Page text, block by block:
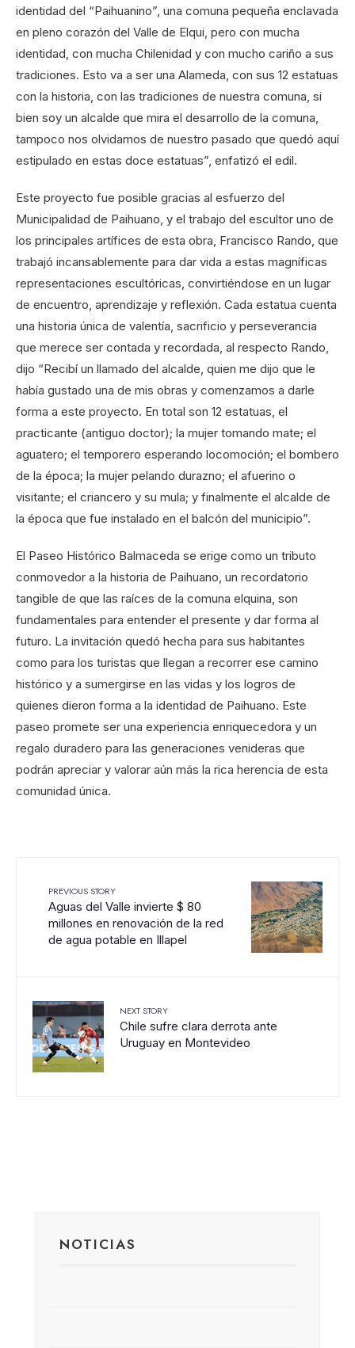
identidad del “Paihuanino”, una comuna pequeña enclavada
en pleno corazón del Valle de Elqui, pero con mucha
identidad, con mucha Chilenidad y con mucho cariño a sus
tradiciones. Esto va a ser una Alameda, con sus 12 estatuas
con la historia, con las tradiciones de nuestra comuna, si
bien soy un alcalde que mira el desarrollo de la comuna,
tampoco nos olvidamos de nuestro pasado que quedó aquí
estipulado en estas doce estatuas”, enfatizó el edil.
Este proyecto fue posible gracias al esfuerzo del
Municipalidad de Paihuano, y el trabajo del escultor uno de
los principales artífices de esta obra, Francisco Rando, que
trabajó incansablemente para dar vida a estas magníficas
representaciones escultóricas, convirtiéndose en un lugar
de encuentro, aprendizaje y reflexión. Cada estatua cuenta
una historia única de valentía, sacrificio y perseverancia
que merece ser contada y recordada, al respecto Rando,
dijo “Recibí un llamado del alcalde, quien me dijo que le
había gustado una de mis obras y comenzamos a darle
forma a este proyecto. En total son 12 estatuas, el
practicante (antiguo doctor); la mujer tomando mate; el
aguatero; el temporero esperando locomoción; el bombero
de la época; la mujer pelando durazno; el afuerino o
visitante; el criancero y su mula; y finalmente el alcalde de
la época que fue instalado en el balcón del municipio”.
El Paseo Histórico Balmaceda se erige como un tributo
conmovedor a la historia de Paihuano, un recordatorio
tangible de que las raíces de la comuna elquina, son
fundamentales para entender el presente y dar forma al
futuro. La invitación quedó hecha para sus habitantes
como para los turistas que llegan a recorrer ese camino
histórico y a sumergirse en las vidas y los logros de
quienes dieron forma a la identidad de Paihuano. Este
paseo promete ser una experiencia enriquecedora y un
regalo duradero para las generaciones venideras que
podrán apreciar y valorar aún más la rica herencia de esta
comunidad única.
PREVIOUS STORY
Aguas del Valle invierte $ 80
millones en renovación de la red
de agua potable en Illapel
NEXT STORY
Chile sufre clara derrota ante
Uruguay en Montevideo
NOTICIAS